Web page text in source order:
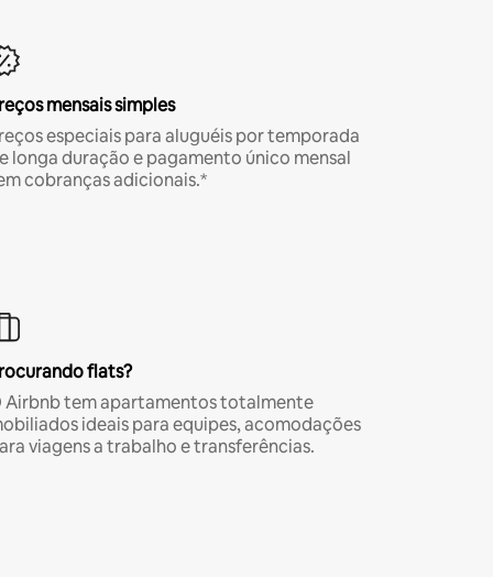
mensais simples
especiais para aluguéis por temporada
longa duração e pagamento único mensal
cobranças adicionais.*
flats?
Airbnb tem apartamentos totalmente
ideais para equipes, acomodações
viagens a trabalho e transferências.